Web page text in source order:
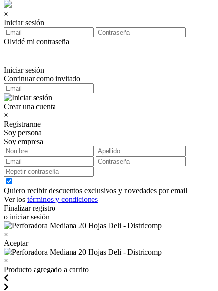
×
Iniciar sesión
Olvidé mi contraseña
Iniciar sesión
Continuar como invitado
Crear una cuenta
×
Registrarme
Soy persona
Soy empresa
Quiero recibir descuentos exclusivos y novedades por email
Ver los términos y condiciones
Finalizar registro
o iniciar sesión
×
Aceptar
×
Producto agregado a carrito